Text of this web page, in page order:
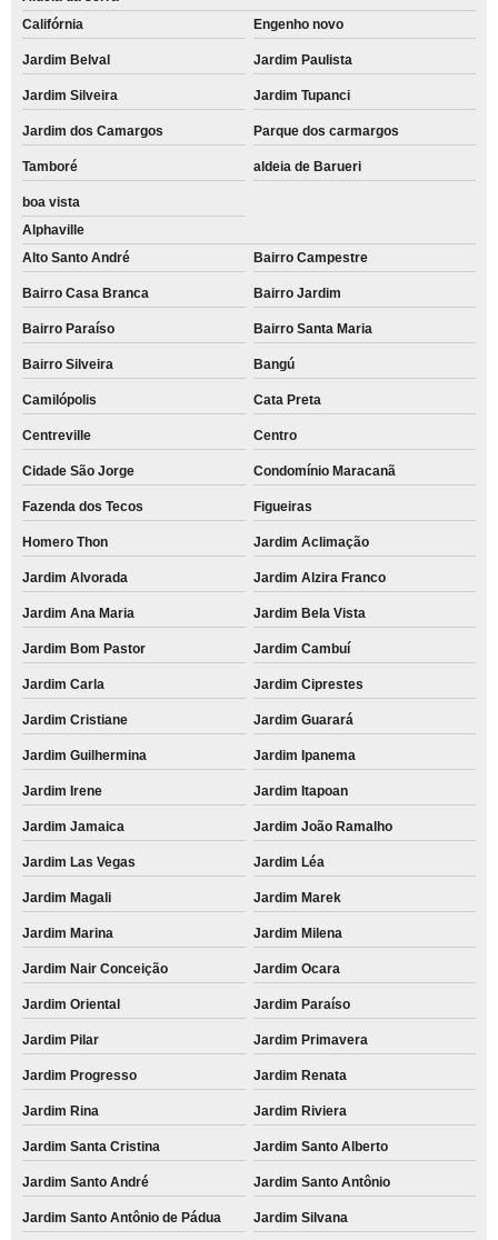
Califórnia
Engenho novo
Jardim Belval Jardim Paulista
Jardim Silveira Jardim Tupanci
Jardim dos Camargos Parque dos carmargos
Tamboré aldeia de Barueri
boa vista
Alphaville
Alto Santo André
Bairro Campestre
Bairro Casa Branca Bairro Jardim
Bairro Paraíso Bairro Santa Maria
Bairro Silveira Bangú
Camilópolis Cata Preta
Centreville Centro
Cidade São Jorge Condomínio Maracanã
Fazenda dos Tecos Figueiras
Homero Thon Jardim Aclimação
Jardim Alvorada Jardim Alzira Franco
Jardim Ana Maria Jardim Bela Vista
Jardim Bom Pastor Jardim Cambuí
Jardim Carla Jardim Ciprestes
Jardim Cristiane Jardim Guarará
Jardim Guilhermina Jardim Ipanema
Jardim Irene Jardim Itapoan
Jardim Jamaica Jardim João Ramalho
Jardim Las Vegas Jardim Léa
Jardim Magali Jardim Marek
Jardim Marina Jardim Milena
Jardim Nair Conceição Jardim Ocara
Jardim Oriental Jardim Paraíso
Jardim Pilar Jardim Primavera
Jardim Progresso Jardim Renata
Jardim Rina Jardim Riviera
Jardim Santa Cristina Jardim Santo Alberto
Jardim Santo André Jardim Santo Antônio
Jardim Santo Antônio de Pádua Jardim Silvana